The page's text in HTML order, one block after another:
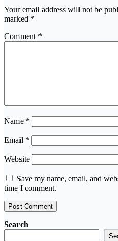
Your email address will not be
marked *
Comment *
Name *
Email *
Website
Save my name, email, and
time I comment.
Search